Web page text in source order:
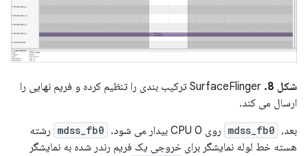
شکل 8.
SurfaceFlinger ترکیب بندی را تنظیم کرده و فریم نهایی را
ارسال می کند.
بعد، mdss_fb0 روی CPU 0 بیدار می شود. mdss_fb0 رشته
هسته خط لوله نمایشگر برای خروجی یک فریم رندر شده به نمایشگر